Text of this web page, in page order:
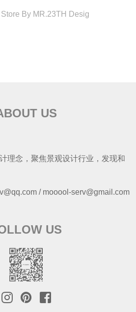
By MR.23TH Desig
US
理念，聚焦景观设计行业，发现和
/ mooool-serv@gmail.com
US